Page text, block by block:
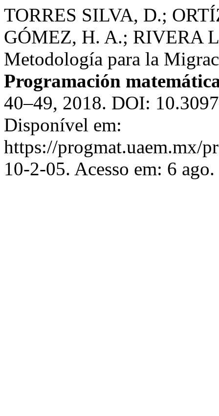
TORRES SILVA, D.;
GÓMEZ, H. A.; RIVERA
Metodología para la
Programación
40–49, 2018. DOI:
Disponível em:
https://progmat.uaem.mx/
10-2-05. Acesso em: 6